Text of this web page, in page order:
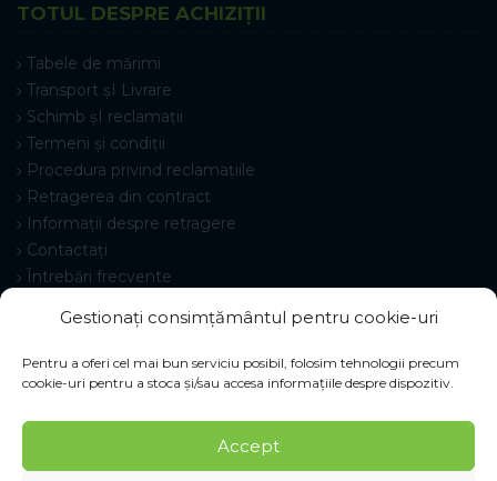
Gestionați consimțământul pentru cookie-uri
Pentru a oferi cel mai bun serviciu posibil, folosim tehnologii precum
cookie-uri pentru a stoca și/sau accesa informațiile despre dispozitiv.
Accept
TOTUL DESPRE ACHIZIȚII
Tabele de mărimi
Transport șI Livrare
Schimb șI reclamații
Termeni și condiții
Procedura privind reclamațiile
Retragerea din contract
Informații despre retragere
Contactați
Întrebări frecvente
© 2026 Pracovné odevy ZIKO s. r. o., toate drepturile